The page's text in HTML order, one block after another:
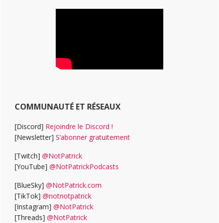
COMMUNAUTÉ ET RÉSEAUX
[Discord] Rejoindre le Discord !
[Newsletter] S’abonner gratuitement
[Twitch] @NotPatrick
[YouTube] @NotPatrickPodcasts
[BlueSky] @NotPatrick.com
[TikTok] @notnotpatrick
[Instagram] @NotPatrick
[Threads] @NotPatrick